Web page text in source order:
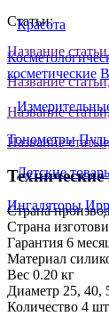
Красота
косметические
Тонометры
Детские
Ингаляторы
Статьи:
Название
Название
Название
Название
Страна
Страна
Гарантия 6
Материал
Вес 0.20 кг
Диаметр 25, 40,
Количество 4 шт